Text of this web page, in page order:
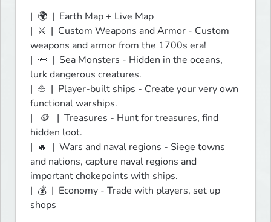
|  🌍  |  Earth Map + Live Map
|  ⚔️  |  Custom Weapons and Armor - Custom
weapons and armor from the 1700s era!
|  🦈  |  Sea Monsters - Hidden in the oceans,
lurk dangerous creatures.
|  ⛵  |  Player-built ships - Create your very own
functional warships.
|   🪙   |  Treasures - Hunt for treasures, find
hidden loot.
|  🔥  |  Wars and naval regions - Siege towns
and nations, capture naval regions and
important chokepoints with ships.
|  💰  |  Economy - Trade with players, set up
shops